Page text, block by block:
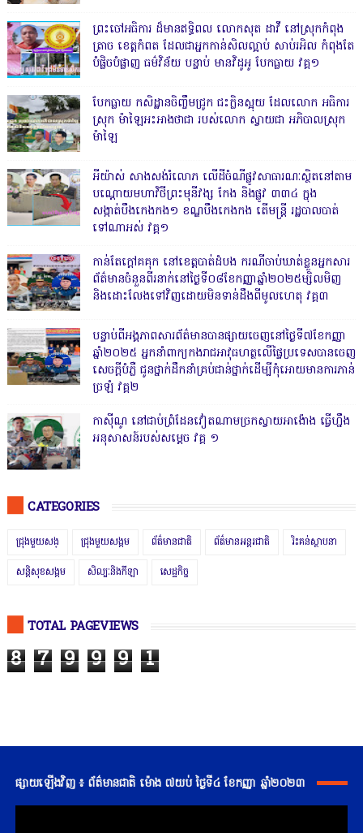
ព្រះចៅអធិការ ដ៏មានឥទ្ធិពល លោកសុត ដាវី នៅស្រុកកំពុង
ត្រាច ខេត្តកំពត ដែលជាអ្នកកាន់សិលល្អាប់ សាប់រអិល កំពុងតែ
បំផ្លិចបំផ្លាញ ធម៌វិន័យ បន្ទាប់ មានវិដូអូ បែកធ្លាយ វគ្គ១
បែកធ្លាយ កសិដ្ឋានចិញ្ចឹមជ្រូក ជះក្លិនស្អុយ ដែលលោក អធិការ
ស្រុក ម៉ាឡៃអះអាងថាជា របស់លោក ស្វាយជា អភិបាលស្រុក
ម៉ាឡៃ
អីយ៉ាស់ សាងសង់រំលោភ លើដីចំណីផ្លូវសាធារណៈស្ថិតនៅតាម
បណ្ដោយមហាវិថីព្រះមុនីវង្ស កែង និងផ្លូវ ៣៣៤ ក្នុង
សង្កាត់បឹងកេងកង១ ខណ្ឌបឹងកេងកង តើមន្ត្រី រដ្ឋបាលបាត់
ទៅណាអស់ វគ្គ១
កាន់តែក្តៅគគុក នៅខេត្តបាត់ដំបង ករណីចាប់ឃាត់ខ្លួនអ្នកសារ
ព័ត៌មានចំនួនពីរនាក់នៅថ្ងៃទី០៨ខែកញ្ញាឆ្នាំ២០២៥ម្សិលមិញ
និងដោះលែងទៅវិញដោយមិនទាន់ដឹងពីមូលហេតុ វគ្គ៣
បន្ទាប់ពីអង្គភាពសារព័ត៌មានបានផ្សាយចេញនៅថ្ងៃទី៧ខែកញ្ញា
ឆ្នាំ២០២៥ អ្នកនាំពាក្យកងរាជអាវុធហត្ថលើផ្ទៃប្រទេសបានចេញ
សេចក្តីបំភ្លឺ ជូនថ្នាក់ដឹកនាំគ្រប់ជាន់ថ្នាក់ដើម្បីកុំអោយមានការភាន់
ច្រឡំ វគ្គ២
កាសុីណូ នៅជាប់ព្រំដែនវៀតណាមច្រកស្វាយអាង៉ោង ធ្វើហ្នឹង
អនុសាសន៍របស់សម្ដេច វគ្គ ១
CATEGORIES
ជ្រុងមួយសង្ ជ្រុងមួយសង្គម ព័ត៌មានជាតិ ព័ត៌មានអន្តរជាតិ រិះគន់ស្ថាបនា
សន្តិសុខសង្គម សិល្បៈនិងកីឡា សេដ្ឋកិច្ច
TOTAL PAGEVIEWS
8 7 9 9 9 1
ផ្សាយឡើងវិញ ៖ ព័ត៌មានជាតិ ម៉ោង ៧យប់ ថ្ងៃទី៤ ខែកញ្ញា ឆ្នាំ២០២៣